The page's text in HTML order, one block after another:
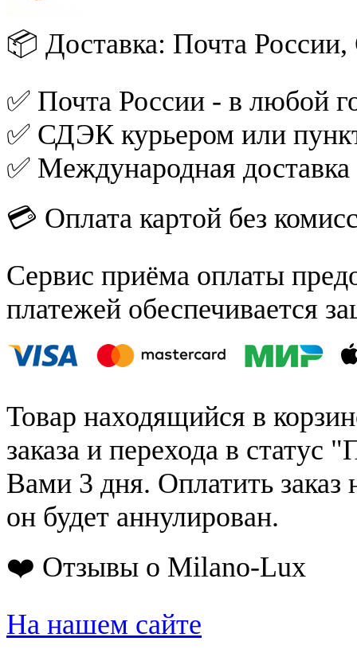
📦 Доставка: Почта
✅ Почта России - в любой
✅ СДЭК курьером или
✅ Международная
💳 Оплата картой без
Сервис приёма оплаты
платежей обеспечивается
Товар находящийся в
заказа и перехода в статус
Вами 3 дня. Оплатить заказ
он будет аннулирован.
❤️ Отзывы о Milano-Lux
На нашем сайте